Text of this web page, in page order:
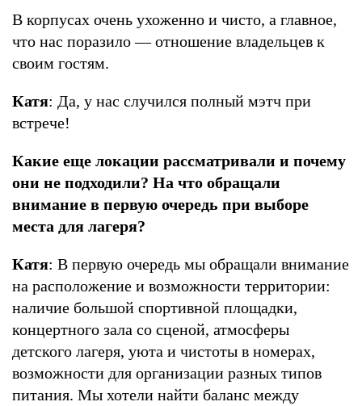
В корпусах очень ухоженно и чисто, а главное,
что нас поразило — отношение владельцев к
своим гостям.
Катя: Да, у нас случился полный мэтч при
встрече!
Какие еще локации рассматривали и почему
они не подходили? На что обращали
внимание в первую очередь при выборе
места для лагеря?
Катя: В первую очередь мы обращали внимание
на расположение и возможности территории:
наличие большой спортивной площадки,
концертного зала со сценой, атмосферы
детского лагеря, уюта и чистоты в номерах,
возможности для организации разных типов
питания. Мы хотели найти баланс между